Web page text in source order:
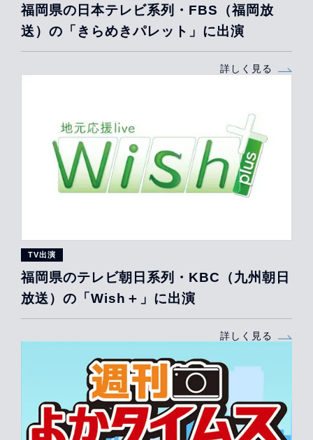
福岡県の日本テレビ系列・FBS（福岡放
送）の「きらめきパレット」に出演
詳しく見る
TV出演
福岡県のテレビ朝日系列・KBC（九州朝日
放送）の「Wish＋」に出演
詳しく見る